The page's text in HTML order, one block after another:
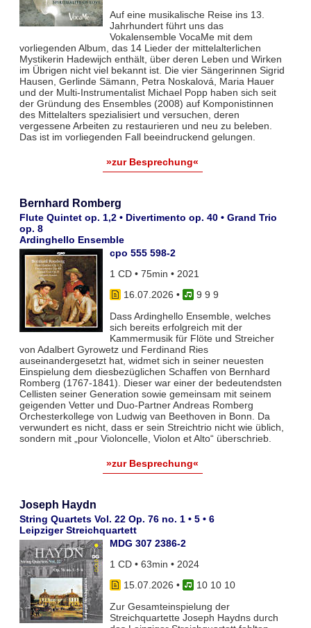
Auf eine musikalische Reise ins 13.
Jahrhundert führt uns das
Vokalensemble VocaMe mit dem
vorliegenden Album, das 14 Lieder der mittelalterlichen
Mystikerin Hadewijch enthält, über deren Leben und Wirken
im Übrigen nicht viel bekannt ist. Die vier Sängerinnen Sigrid
Hausen, Gerlinde Sämann, Petra Noskalová, Maria Hauer
und der Multi-Instrumentalist Michael Popp haben sich seit
der Gründung des Ensembles (2008) auf Komponistinnen
des Mittelalters spezialisiert und versuchen, deren
vergessene Arbeiten zu restaurieren und neu zu beleben.
Das ist im vorliegenden Fall beeindruckend gelungen.
»zur Besprechung«
Bernhard Romberg
Flute Quintet op. 1,2 • Divertimento op. 40 • Grand Trio
op. 8
Ardinghello Ensemble
cpo 555 598-2
1 CD • 75min • 2021
16.07.2026 •
9 9 9
Dass Ardinghello Ensemble, welches
sich bereits erfolgreich mit der
Kammermusik für Flöte und Streicher
von Adalbert Gyrowetz und Ferdinand Ries
auseinandergesetzt hat, widmet sich in seiner neuesten
Einspielung dem diesbezüglichen Schaffen von Bernhard
Romberg (1767-1841). Dieser war einer der bedeutendsten
Cellisten seiner Generation sowie gemeinsam mit seinem
geigenden Vetter und Duo-Partner Andreas Romberg
Orchesterkollege von Ludwig van Beethoven in Bonn. Da
verwundert es nicht, dass er sein Streichtrio nicht wie üblich,
sondern mit „pour Violoncelle, Violon et Alto“ überschrieb.
»zur Besprechung«
Joseph Haydn
String Quartets Vol. 22 Op. 76 no. 1 • 5 • 6
Leipziger Streichquartett
MDG 307 2386-2
1 CD • 63min • 2024
15.07.2026 •
10 10 10
Zur Gesamteinspielung der
Streichquartette Joseph Haydns durch